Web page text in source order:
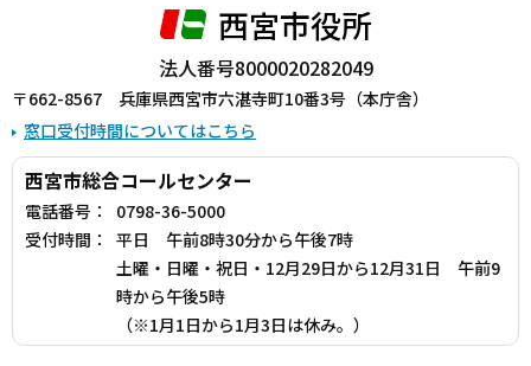
西宮市役所
法人番号8000020282049
〒662-8567 兵庫県西宮市六湛寺町10番3号（本庁舎）
窓口受付時間についてはこちら
西宮市総合コールセンター
電話番号：
0798-36-5000
受付時間：
平日 午前8時30分から午後7時
土曜・日曜・祝日・12月29日から12月31日 午前9
時から午後5時
（※1月1日から1月3日は休み。）